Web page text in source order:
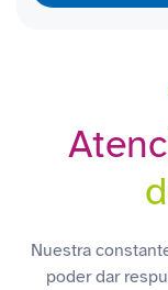
Nuestra
poder dar